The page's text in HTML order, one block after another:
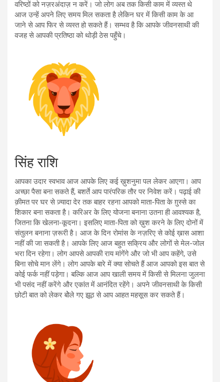
वरिष्ठों को नज़रअंदाज़ न करें। जो लोग अब तक किसी काम में व्यस्त थे
आज उन्हें अपने लिए समय मिल सकता है लेकिन घर में किसी काम के आ
जाने से आप फिर से व्यस्त हो सकते हैं। सम्भव है कि आपके जीवनसाथी की
वजह से आपकी प्रतिष्ठा को थोड़ी ठेस पहुँचे।
सिंह राशि
आपका उदार स्वभाव आज आपके लिए कई ख़ुशनुमा पल लेकर आएगा। आप
अच्छा पैसा बना सकते हैं, बशर्ते आप पारंपरिक तौर पर निवेश करें। पढ़ाई की
क़ीमत पर घर से ज़्यादा देर तक बाहर रहना आपको माता-पिता के ग़ुस्से का
शिकार बना सकता है। करिअर के लिए योजना बनाना उतना ही आवश्यक है,
जितना कि खेलना-कूदना। इसलिए माता-पिता को ख़ुश करने के लिए दोनों में
संतुलन बनाना ज़रूरी है। आज के दिन रोमांस के नज़रिए से कोई ख़ास आशा
नहीं की जा सकती है। आपके लिए आज बहुत सक्रिय और लोगों से मेल-जोल
भरा दिन रहेगा। लोग आपसे आपकी राय मांगेंगे और जो भी आप कहेंगे, उसे
बिना सोचे मान लेंगे। लोग आपके बारे में क्या सोचते हैं आज आपको इस बात से
कोई फर्क नहीं पड़ेगा। बल्कि आज आप खाली समय में किसी से मिलना जुलना
भी पसंद नहीं करेंगे और एकांत में आनंदित रहेंगे। अपने जीवनसाथी के किसी
छोटी बात को लेकर बोेले गए झूठ से आप आहत महसूस कर सकते हैं।